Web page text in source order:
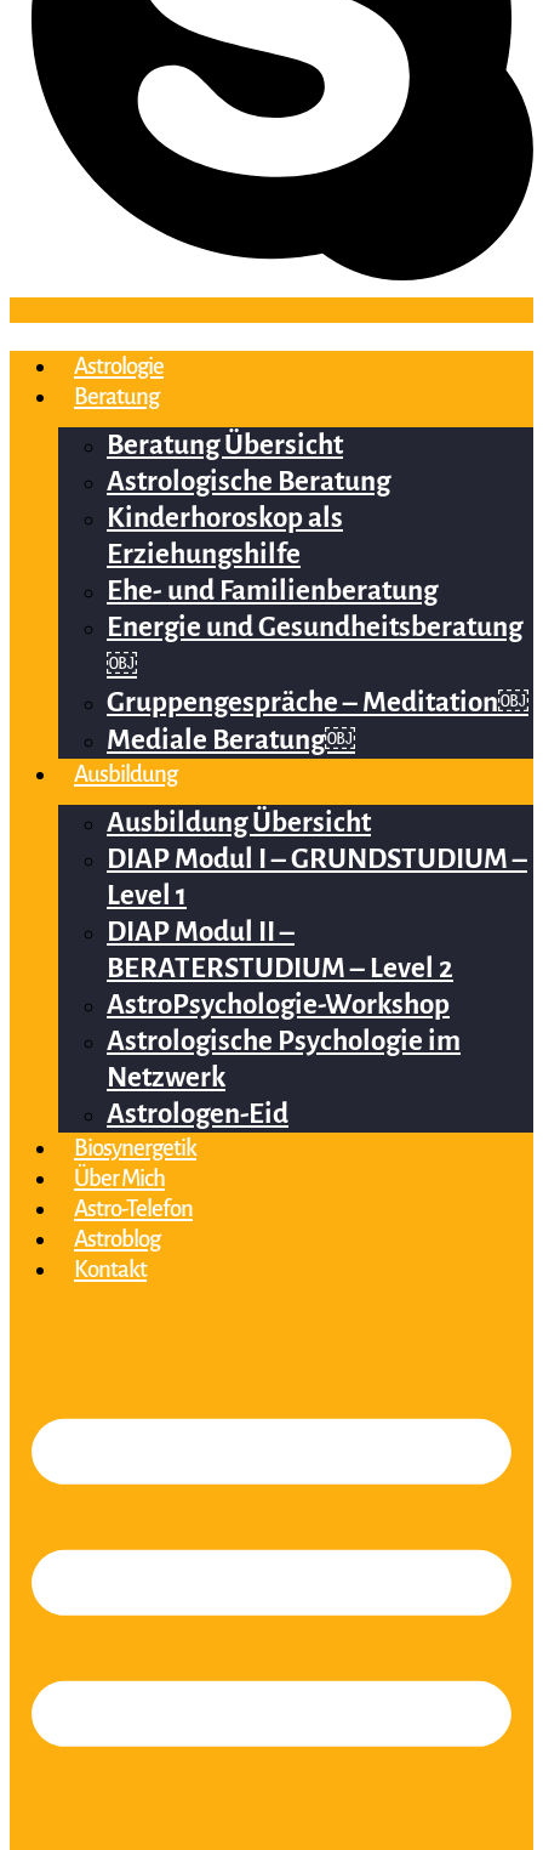
Astrologie
Beratung
Beratung Übersicht
Astrologische Beratung
Kinderhoroskop als
Erziehungshilfe
Ehe- und Familienberatung
Energie und Gesundheitsberatung
￼
Gruppengespräche – Meditation￼
Mediale Beratung￼
Ausbildung
Ausbildung Übersicht
DIAP Modul I – GRUNDSTUDIUM –
Level 1
DIAP Modul II –
BERATERSTUDIUM – Level 2
AstroPsychologie-Workshop
Astrologische Psychologie im
Netzwerk
Astrologen-Eid
Biosynergetik
Über Mich
Astro-Telefon
Astroblog
Kontakt